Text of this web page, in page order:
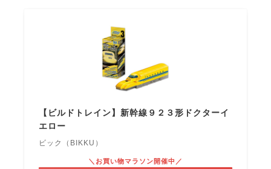
【ビルドトレイン】新幹線９２３形ドクターイ
エロー
ビック（BIKKU）
＼お買い物マラソン開催中／